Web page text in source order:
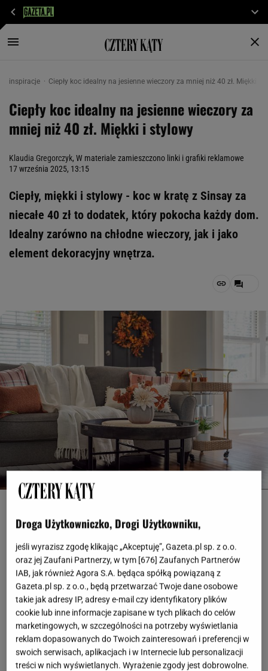
inspiracje Ciepły koc idealny na jesienne wieczory za mniej niż 40 zł. Miękki i
Ciepły koc idealny na jesienne wieczory za
mniej niż 40 zł. Miękki i stylowy
Klaudia Gregorczyk, W materiale zamieszczono linki i grafiki reklamowe
17 września 2025, 13:15
Ciepły, miękki i stylowy - koc w kratę z Sinsay za
niecałe 40 zł to dodatek, który pokocha każdy dom.
Idealny zarówno na chłodne wieczory, jak i jako
element dekoracyjny wnętrza.
Kristen Prahl / Shutterstock
OTWÓRZ GALERIĘ(3)
Jesień i zima to czas, w którym szczególnie
doceniamy miękkie i otulające dodatki. Właśnie
dlatego koc w kratę z Sinsay stał się prawdziwym
hitem.W atrakcyjnej cenie 39,99 zł otrzymujemy
produkt, który łączy funkcjonalność z
nowoczesnym designem.To idealny wybór do
sypialni, salonu, a nawet jako praktyczny prezent.
Droga Użytkowniczko, Drogi Użytkowniku,
jeśli wyrazisz zgodę klikając „Akceptuję”, Gazeta.pl sp. z o.o.
oraz jej Zaufani Partnerzy, w tym [676] Zaufanych Partnerów
IAB, jak również Agora S.A. będąca spółką powiązaną z
Gazeta.pl sp. z o.o., będą przetwarzać Twoje dane osobowe
takie jak adresy IP, adresy e-mail czy identyfikatory plików
cookie lub inne informacje zapisane w tych plikach do celów
marketingowych, w szczególności na potrzeby wyświetlania
reklam dopasowanych do Twoich zainteresowań i preferencji w
swoich serwisach, aplikacjach i w Internecie lub personalizacji
treści w nich wyświetlanych. Wyrażenie zgody jest dobrowolne.